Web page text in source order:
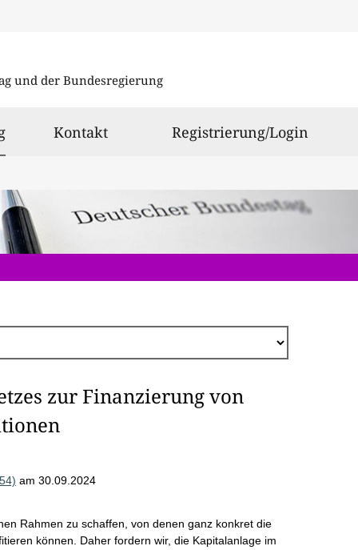
und der Bundesregierung
ausgewählt
Kontakt Registrierung/Login
zur Finanzierung von
am 30.09.2024
Rahmen zu schaffen, von denen ganz konkret die
können. Daher fordern wir, die Kapitalanlage im